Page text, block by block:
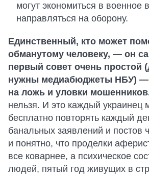
могут экономиться в военное
направляться на оборону.
Единственный, кто может
обманутому человеку, — он
первый совет очень простой
нужны медиабюджеты НБУ) —
на ложь и уловки
нельзя. И это каждый украинец
бесплатно повторять каждый
банальных заявлений и постов
и понятно, что проделки
все коварнее, а психическое
людей, пятый год живущих в